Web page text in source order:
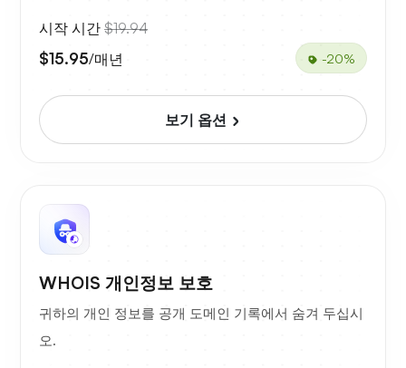
시작 시간 $19.94
$15.95/매년 -20%
보기 옵션
WHOIS 개인정보 보호
귀하의 개인 정보를 공개 도메인 기록에서 숨겨 두십시
오.